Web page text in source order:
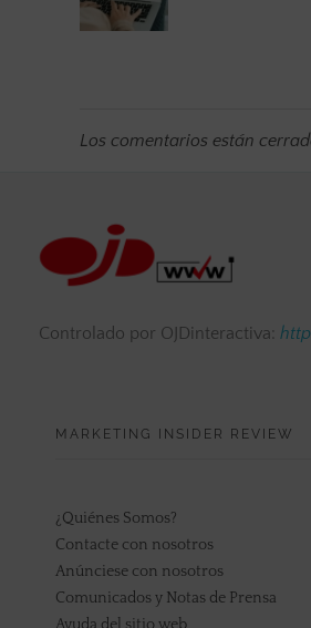
Los comentarios están
Controlado por OJDinteractiva:
MARKETING INSIDER REVIEW
¿Quiénes Somos?
Contacte con nosotros
Anúnciese con nosotros
Comunicados y Notas de Prensa
Ayuda del sitio web